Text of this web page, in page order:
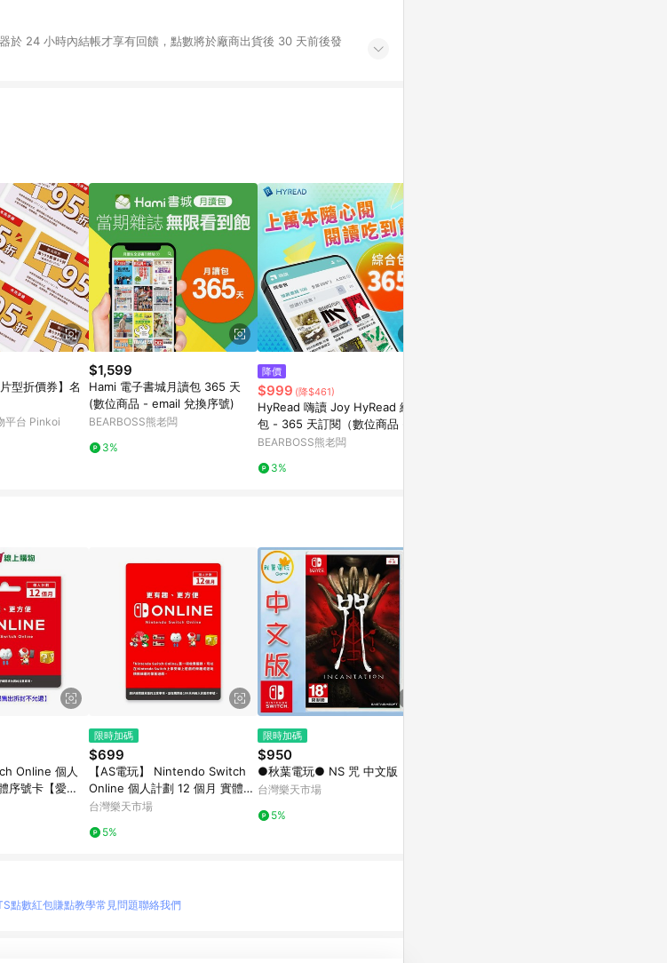
於 24 小時內結帳才享有回饋，點數將於廠商出貨後 30 天前後發
型折價券】名
平台 Pinkoi
$1,599
Hami 電子書城月讀包 365 天
(數位商品 - email 兌換序號)
BEARBOSS熊老闆
3%
降價
$999 (降$461)
HyRead 嗨讀 Joy HyRead 綜合
包 - 365 天訂閱（數位商品 - e
mail 兌換序號）
BEARBOSS熊老闆
3%
Online 個人
序號卡【愛
限時加碼
$699
【AS電玩】 Nintendo Switch
Online 個人計劃 12 個月 實體票
卡 NSO 任天堂網路會員
台灣樂天市場
5%
限時加碼
$950
●秋葉電玩● NS 咒 中文版
台灣樂天市場
5%
點數紅包賺點教學常見問題聯絡我們